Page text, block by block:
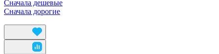
Сначала дешевые
Сначала дорогие